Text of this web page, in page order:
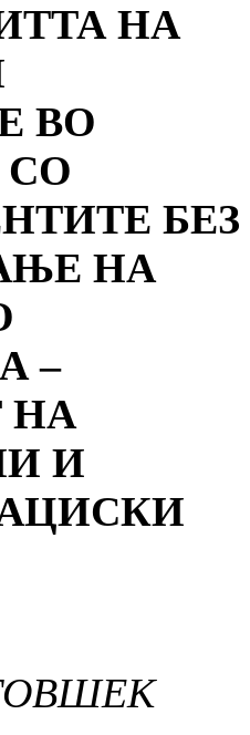
НА
ВО
СО
БЕЗ
НА
–
НА
И